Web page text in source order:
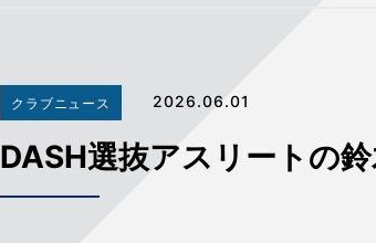
クラブニュース 2026.06.01
DASH選抜アスリートの